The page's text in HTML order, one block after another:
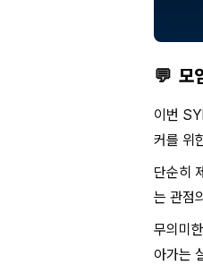
💬 모
이번
커를 위
단순히
는 관점
무의미
아가는